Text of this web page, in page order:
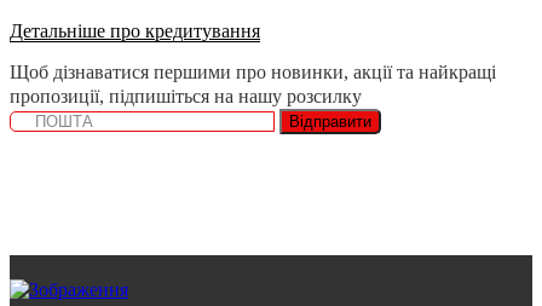
Детальніше про кредитування
Щоб дізнаватися першими про новинки, акції та найкращі
пропозиції, підпишіться на нашу розсилку
Відправити